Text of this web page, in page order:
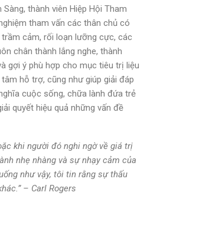
thành viên Hiệp Hội Tham
tham vấn các thân chủ có
cảm, rối loạn lưỡng cực, các
chân thành lắng nghe, thành
gợi ý phù hợp cho mục tiêu trị liệu
hỗ trợ, cũng như giúp giải đáp
cuộc sống, chữa lành đứa trẻ
quyết hiệu quả những vấn đề
khi người đó nghi ngờ về giá trị
nhẹ nhàng và sự nhạy cảm của
như vậy, tôi tin rằng sự thấu
– Carl Rogers